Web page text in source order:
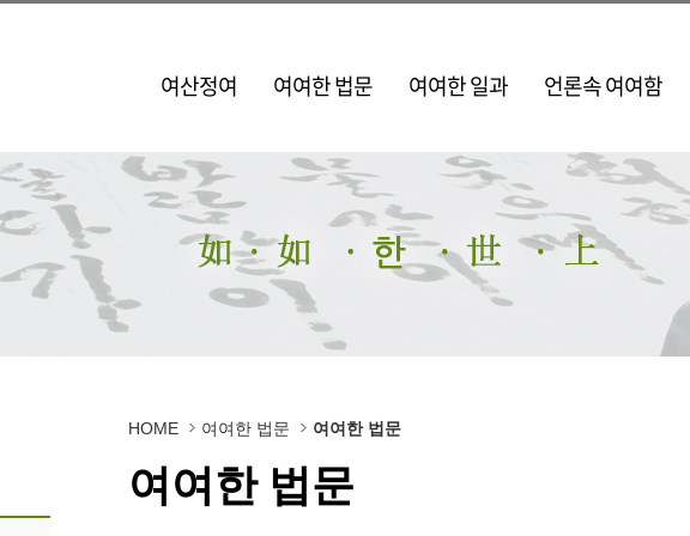
여산정여 여여한 법문 여여한 일과 언론속 여여함
HOME 여여한 법문 여여한 법문
여여한 법문